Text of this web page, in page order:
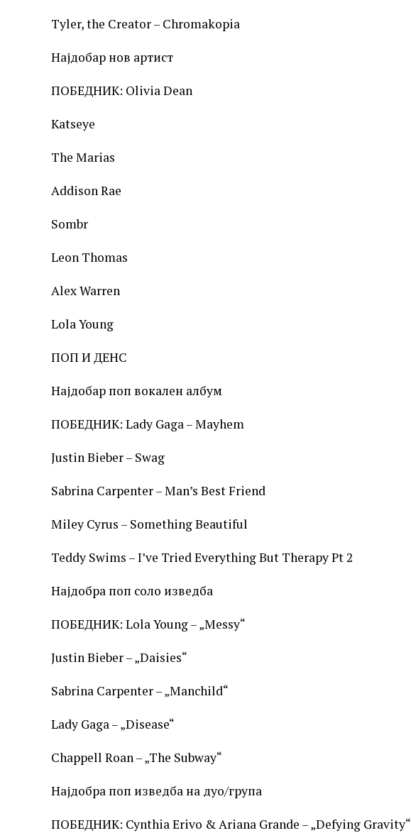
Tyler, the Creator – Chromakopia
Најдобар нов артист
ПОБЕДНИК: Olivia Dean
Katseye
The Marias
Addison Rae
Sombr
Leon Thomas
Alex Warren
Lola Young
ПОП И ДЕНС
Најдобар поп вокален албум
ПОБЕДНИК: Lady Gaga – Mayhem
Justin Bieber – Swag
Sabrina Carpenter – Man’s Best Friend
Miley Cyrus – Something Beautiful
Teddy Swims – I’ve Tried Everything But Therapy Pt 2
Најдобра поп соло изведба
ПОБЕДНИК: Lola Young – „Messy“
Justin Bieber – „Daisies“
Sabrina Carpenter – „Manchild“
Lady Gaga – „Disease“
Chappell Roan – „The Subway“
Најдобра поп изведба на дуо/група
ПОБЕДНИК: Cynthia Erivo & Ariana Grande – „Defying Gravity“